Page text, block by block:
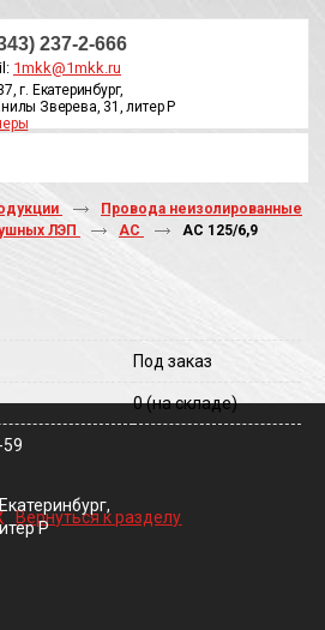
237-2-666
1mkk@1mkk.ru
г. Екатеринбург,
Зверева, 31, литер Р
Провода неизолированные
ЛЭП
АС АС 125/6,9
Под заказ
0(на складе)
Вернуться к разделу
Р